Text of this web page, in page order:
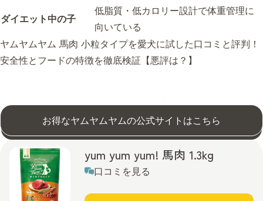
ダイエット中の子
低脂質・低カロリー設計で体重管理に
向いている
ヤムヤムヤム 馬肉 小粒タイプを愛犬に試した口コミと評判！
安全性とフードの特徴を徹底検証【悪評は？】
お得なヤムヤムヤムの公式サイトはこちら
yum yum yum! 馬肉 1.3kg
口コミを見る